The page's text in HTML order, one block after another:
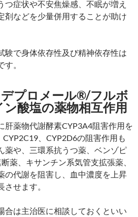
つ症状や不安焦燥感、不眠が増え
剤などを少量併用することが助け
験で身体依存性及び精神依存性は
。
プロメール®/フルボ
酸塩の薬物相互作用
肝薬物代謝酵素CYP3A4阻害作用を
、CYP2D6の阻害作用も
薬や、三環系抗うつ薬、ベンゾピ
薬、キサンチン系気管支拡張薬、
の代謝を阻害し、血中濃度を上昇
せます。
合は主治医に相談しておくといい